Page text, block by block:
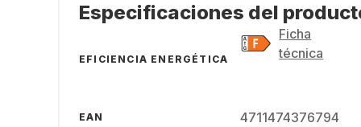
Especificaciones del
EFICIENCIA ENERGÉTICA
Ficha
técnica
EAN 4711474376794